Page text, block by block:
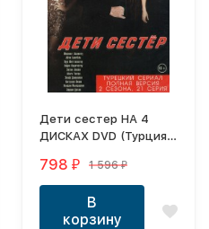
Дети сестер НА 4
ДИСКАХ DVD (Турция,
21 серия)
798 ₽ 1 596₽
В
корзину